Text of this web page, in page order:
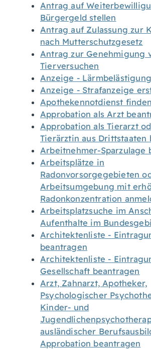
Antrag auf
Bürgergeld stellen
Antrag auf Zulassung zur
nach Mutterschutzgesetz
Antrag zur Genehmigung
Tierversuchen
Anzeige -
Anzeige - Strafanzeige
Apothekennotdienst finden
Approbation als Arzt
Approbation als Tierarzt
Tierärztin aus Drittstaaten
Arbeitnehmer-Sparzulage
Arbeitsplätze in
Radonvorsorgegebieten
Arbeitsumgebung mit
Radonkonzentration
Arbeitsplatzsuche im
Aufenthalte im
Architektenliste -
beantragen
Architektenliste -
Gesellschaft beantragen
Arzt, Zahnarzt, Apotheker,
Psychologischer
Kinder- und
ausländischer
Approbation beantragen